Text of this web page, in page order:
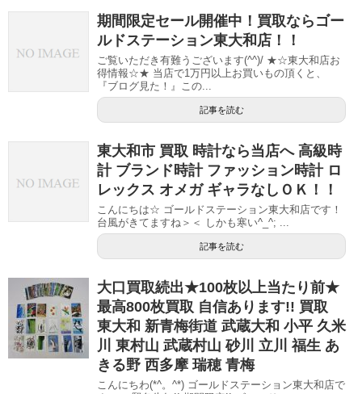
期間限定セール開催中！買取ならゴー
ルドステーション東大和店！！
ご覧いただき有難うございます(^^)/ ★☆東大和店お
得情報☆★ 当店で1万円以上お買いもの頂くと、
『ブログ見た！』この...
記事を読む
東大和市 買取 時計なら当店へ 高級時
計 ブランド時計 ファッション時計 ロ
レックス オメガ ギャラなしＯＫ！！
こんにちは☆ ゴールドステーション東大和店です！
台風がきてますね＞＜ しかも寒い^_^; ...
記事を読む
大口買取続出★100枚以上当たり前★
最高800枚買取 自信あります!! 買取
東大和 新青梅街道 武蔵大和 小平 久米
川 東村山 武蔵村山 砂川 立川 福生 あ
きる野 西多摩 瑞穂 青梅
こんにちわ(*^。^*) ゴールドステーション東大和店で